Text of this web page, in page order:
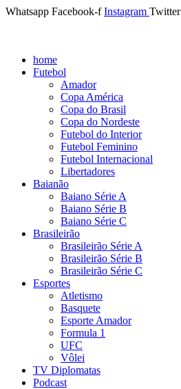
Whatsapp Facebook-f Instagram Twitter
home
Futebol
Amador
Copa América
Copa do Brasil
Copa do Nordeste
Futebol do Interior
Futebol Feminino
Futebol Internacional
Libertadores
Baianão
Baiano Série A
Baiano Série B
Baiano Série C
Brasileirão
Brasileirão Série A
Brasileirão Série B
Brasileirão Série C
Esportes
Atletismo
Basquete
Esporte Amador
Formula 1
UFC
Vôlei
TV Diplomatas
Podcast